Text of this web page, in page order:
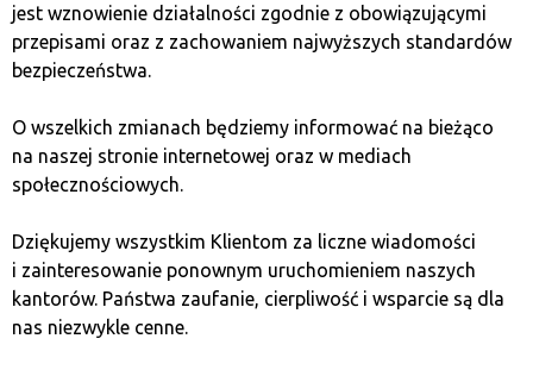
Jakie kryptowaluty mają
największy potencjał
do wzrostu w 2025 roku?
kryptowalut, które mogą osiągnąć znaczny wzrost
wartości w 2025 roku. Solana wyróżnia się szybkością
działania i niskimi kosztami transakcyjnymi, co czyni
ją jednym z najbardziej obiecujących projektów. Binance
jest wznowienie działalności zgodnie z obowiązującymi
przepisami oraz z zachowaniem najwyższych standardów
bezpieczeństwa.
O wszelkich zmianach będziemy informować na bieżąco
na naszej stronie internetowej oraz w mediach
społecznościowych.
Dziękujemy wszystkim Klientom za liczne wiadomości
i zainteresowanie ponownym uruchomieniem naszych
kantorów. Państwa zaufanie, cierpliwość i wsparcie są dla
nas niezwykle cenne.